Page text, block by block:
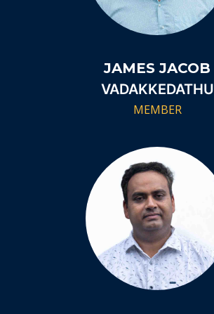
JAMES JACOB
VADAKKEDATHU
MEMBER